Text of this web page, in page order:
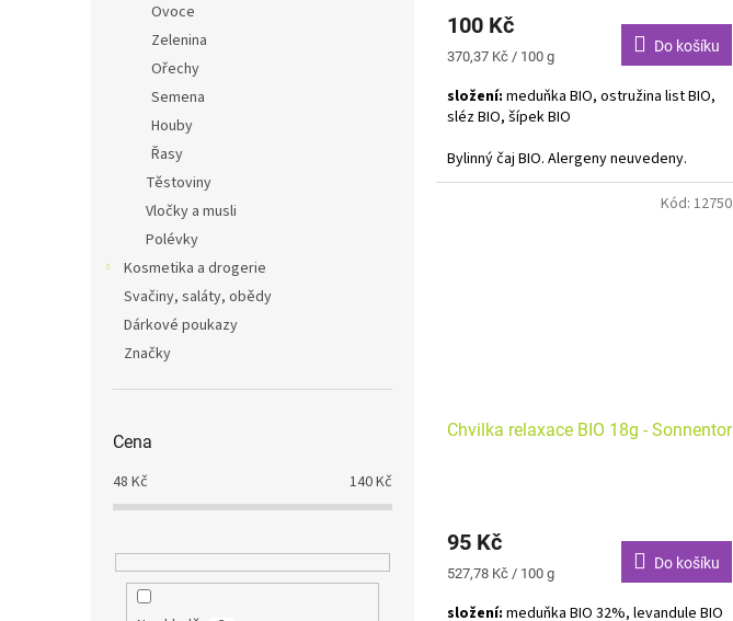
Ovoce
Zelenina
Ořechy
Semena
Houby
Řasy
Těstoviny
Vločky a musli
Polévky
Kosmetika a drogerie
Svačiny, saláty, obědy
Dárkové poukazy
Značky
Cena
48 Kč 140Kč
100 Kč
Měrná
370,37 Kč / 100 g
Do košíku
složení: meduňka BIO, ostružina list BIO,
sléz BIO, šípek BIO
Bylinný čaj BIO. Alergeny neuvedeny.
Čaj k večernímu odpočinku, jehož chuť vás
Chvilka relaxace BIO 18g - Sonnentor
95 Kč
Měrná
527,78 Kč / 100 g
Do košíku
složení: meduňka BIO 32%, levandule BIO
Kód: 12750